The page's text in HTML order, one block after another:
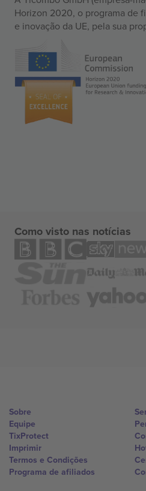
Horizon 2020, o programa de
e inovação da UE, pela sua
Como visto nas notícias
Sobre
Equipe
TixProtect
Imprimir
Termos e Condições
Programa de afiliados